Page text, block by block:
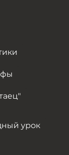
урок